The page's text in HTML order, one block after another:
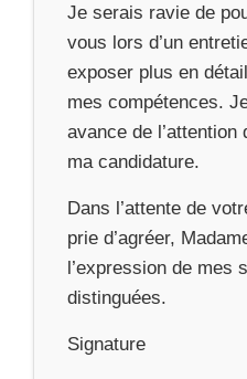
Je serais ravie de
vous lors d’un
exposer plus en
mes compétences.
avance de
ma candidature.
Dans l’attente de
prie d’agréer,
l’expression de mes
distinguées.
Signature